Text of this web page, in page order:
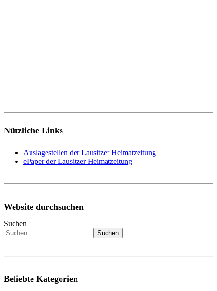
Nützliche Links
Auslagestellen der Lausitzer Heimatzeitung
ePaper der Lausitzer Heimatzeitung
Website durchsuchen
Suchen
Suchen
Beliebte Kategorien